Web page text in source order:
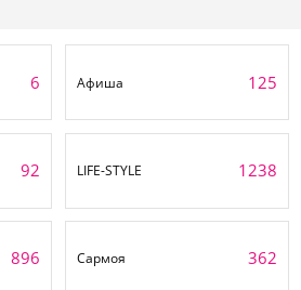
6 Афиша 125
92 LIFE-STYLE 1238
896 Сармоя 362